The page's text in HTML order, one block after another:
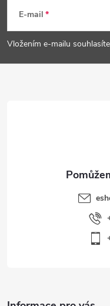
ý
p
p
a
E-mail
Vložením e-mailu